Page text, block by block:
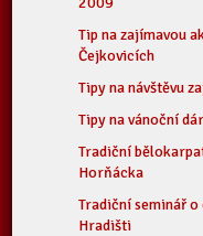
Tip na zajímavou
Čejkovicích
Tipy na návštěvu
Tipy na vánoční
Tradiční
Horňácka
Tradiční seminář
Hradišti